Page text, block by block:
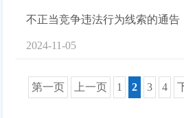
不正当竞争违法行为线索的通告
2024-11-05
第一页 上一页 1 2 3 4